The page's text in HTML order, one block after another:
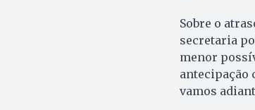
Sobre o
secretaria
menor
antecipação
vamos